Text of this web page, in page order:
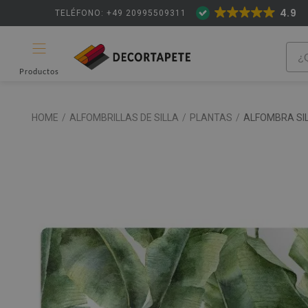
TELÉFONO: +49 20995509311 4.9
Productos
HOME / ALFOMBRILLAS DE SILLA / PLANTAS / ALFOMBRA